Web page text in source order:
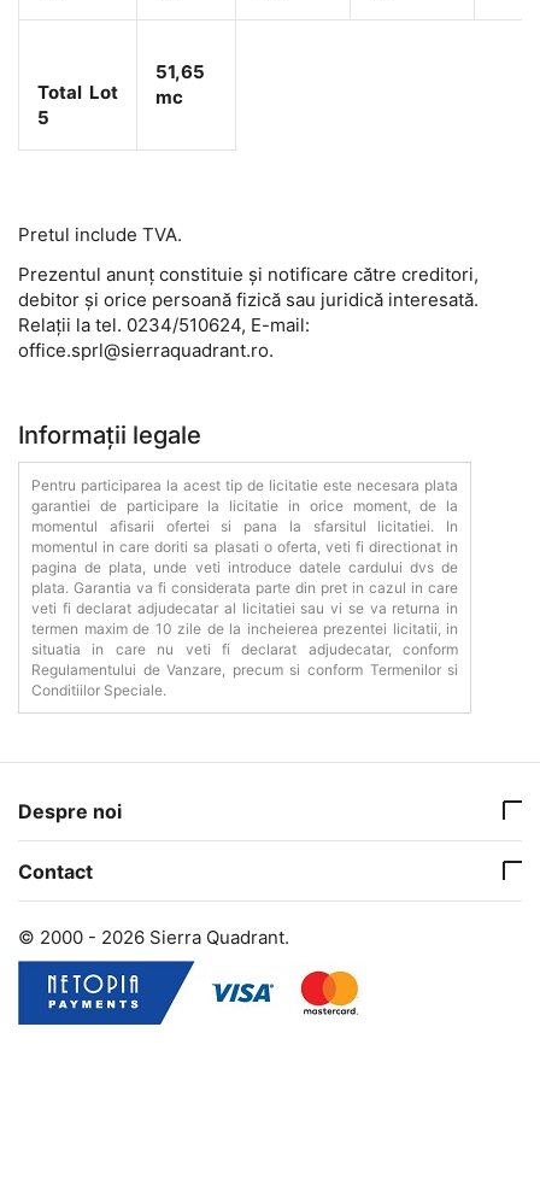
Total Lot
5
51,65
mc
Pretul include TVA.
Prezentul anunț constituie și notificare către creditori,
debitor și orice persoană fizică sau juridică interesată.
Relații la tel. 0234/510624, E-mail:
office.sprl@sierraquadrant.ro.
Informații legale
Pentru participarea la acest tip de licitatie este necesara plata
garantiei de participare la licitatie in orice moment, de la
momentul afisarii ofertei si pana la sfarsitul licitatiei. In
momentul in care doriti sa plasati o oferta, veti fi directionat in
pagina de plata, unde veti introduce datele cardului dvs de
plata. Garantia va fi considerata parte din pret in cazul in care
veti fi declarat adjudecatar al licitatiei sau vi se va returna in
termen maxim de 10 zile de la incheierea prezentei licitatii, in
situatia in care nu veti fi declarat adjudecatar, conform
Regulamentului de Vanzare, precum si conform Termenilor si
Conditiilor Speciale.
Despre noi
Contact
© 2000 - 2026 Sierra Quadrant.